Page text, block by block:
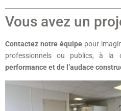
Vous avez un
Contactez notre équipe pour
professionnels ou publics, à la
performance et de l’audace